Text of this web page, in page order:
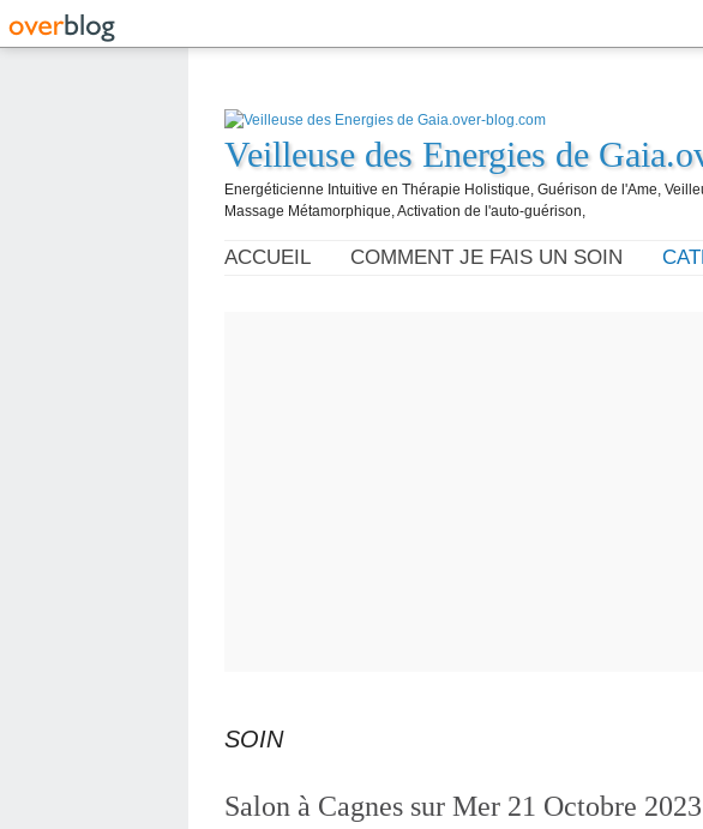
Veilleuse des Energies de
Energéticienne Intuitive en Thérapie Holistique, Guérison de l'Ame,
Massage Métamorphique, Activation de l'auto-guérison,
ACCUEIL COMMENT JE FAIS UN SOIN
SOIN
Salon à Cagnes sur Mer 21 Octobre 2023